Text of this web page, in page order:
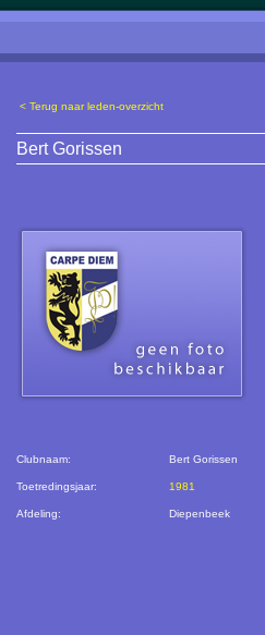
< Terug naar leden-overzicht
Bert Gorissen
Clubnaam: Bert Gorissen
Toetredingsjaar: 1981
Afdeling: Diepenbeek